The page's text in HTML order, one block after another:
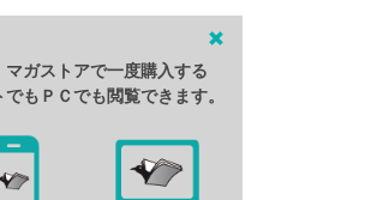
ガストアで一度購入する
もＰＣでも閲覧できます。